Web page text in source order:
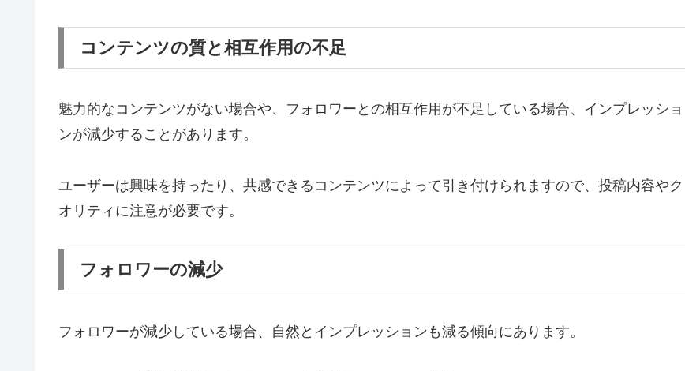
コンテンツの質と相互作用の不足
魅力的なコンテンツがない場合や、フォロワーとの相互作用が不足している場合、インプレッショ
ンが減少することがあります。
ユーザーは興味を持ったり、共感できるコンテンツによって引き付けられますので、投稿内容やク
オリティに注意が必要です。
フォロワーの減少
フォロワーが減少している場合、自然とインプレッションも減る傾向にあります。